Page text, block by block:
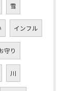
雪
インフル
守り
川